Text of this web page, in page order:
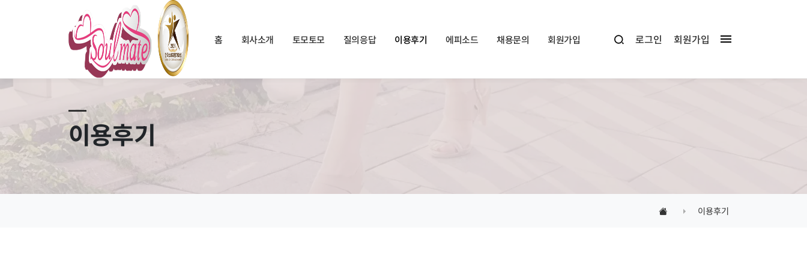
홈 회사소개 토모토모 질의응답 이용후기 에피소드 채용문의 회원가입 로그인 회원가입
이용후기
이용후기